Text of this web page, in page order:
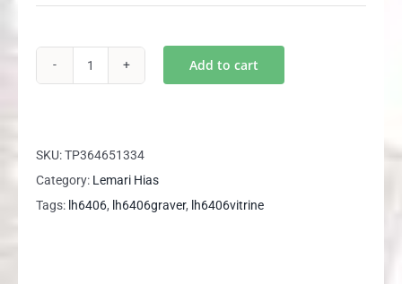
Benefit
Seri
Vitrine
Add to cart
SKU:TP364651334
Category: Lemari Hias
Tags: lh6406, lh6406graver, lh6406vitrine